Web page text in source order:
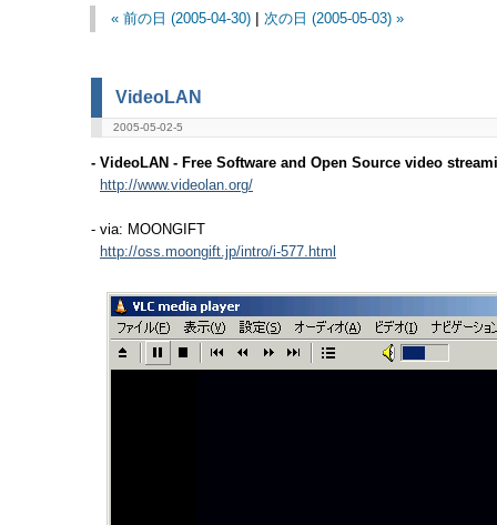
« 前の日 (2005-04-30)| 次の日 (2005-05-03) »
VideoLAN
2005-05-02-5
- VideoLAN - Free Software and Open Source video
http://www.videolan.org/
- via: MOONGIFT
http://oss.moongift.jp/intro/i-577.html